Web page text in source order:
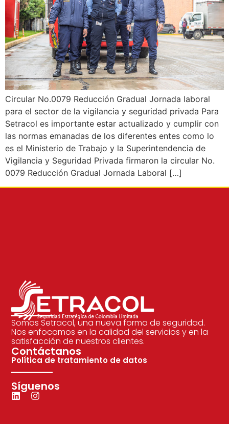
Circular No.0079 Reducción Gradual Jornada laboral
para el sector de la vigilancia y seguridad privada Para
Setracol es importante estar actualizado y cumplir con
las normas emanadas de los diferentes entes como lo
es el Ministerio de Trabajo y la Superintendencia de
Vigilancia y Seguridad Privada firmaron la circular No.
0079 Reducción Gradual Jornada Laboral […]
Somos Setracol, una nueva forma de seguridad.
Nos enfocamos en la calidad del servicios y en la
satisfacción de nuestros clientes.
Contáctanos
Política de tratamiento de datos
Síguenos